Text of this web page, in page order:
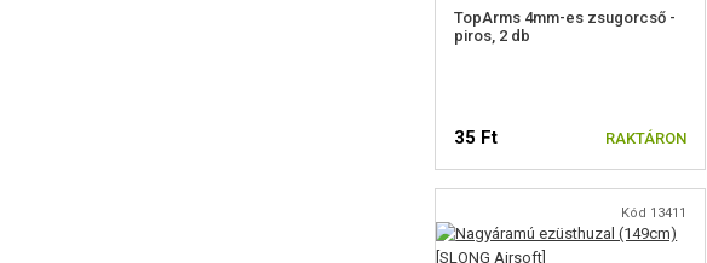
TopArms 4mm-es zsugorcső -
piros, 2 db
35 Ft RAKTÁRON
Kód 13411